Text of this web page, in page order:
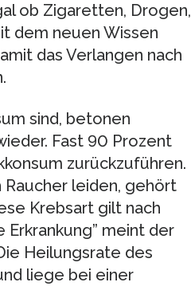
ob Zigaretten, Drogen,
dem neuen Wissen
das Verlangen nach
sind, betonen
Fast 90 Prozent
zurückzuführen.
Raucher leiden, gehört
Krebsart gilt nach
meint der
Heilungsrate des
liege bei einer